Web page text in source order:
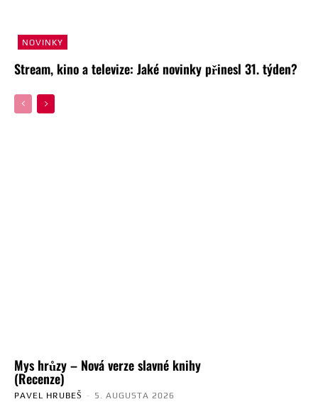
NOVINKY
Stream, kino a televize: Jaké novinky přinesl 31. týden?
Mys hrůzy – Nová verze slavné knihy
(Recenze)
PAVEL HRUBEŠ - 5. AUGUSTA 2026